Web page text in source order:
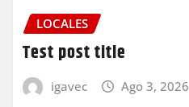
LOCALES
Test post title
igavec Ago 3, 2026